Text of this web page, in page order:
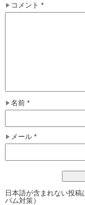
コメント *
名前 *
メール *
日本語が含まれない投
パム対策）